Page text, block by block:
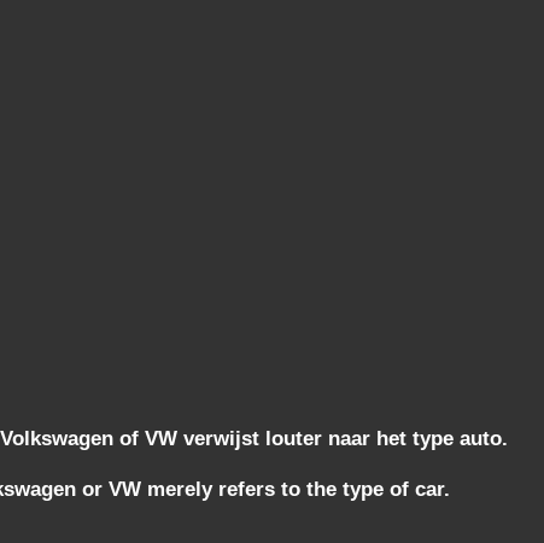
of VW verwijst louter naar het type auto.
or VW merely refers to the type of car.